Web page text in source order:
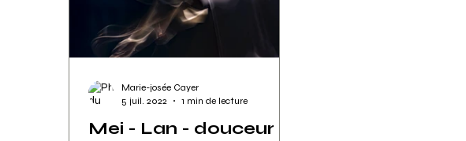
Mei - Lan - douceur
Marie-josée Cayer
5 juil. 2022
1 min de lecture